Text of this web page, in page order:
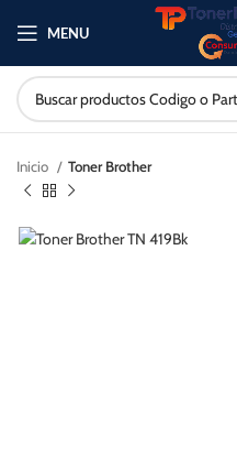
MENU
Inicio Toner Brother